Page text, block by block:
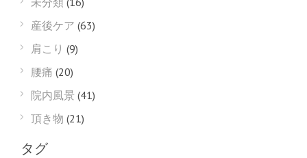
産後ケア (63)
肩こり (9)
腰痛 (20)
院内風景 (41)
頂き物 (21)
タグ